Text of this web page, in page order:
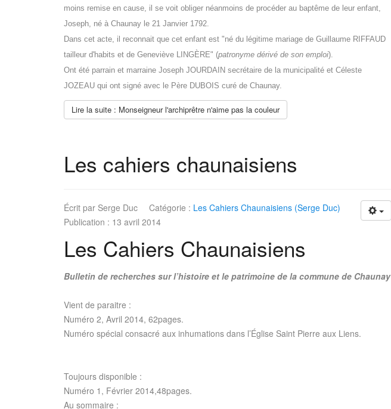
moins remise en cause, il se voit obliger néanmoins de procéder au baptême de leur enfant,
Joseph, né à Chaunay le 21 Janvier 1792.
Dans cet acte, il reconnait que cet enfant est "né du légitime mariage de Guillaume RIFFAUD
tailleur d'habits et de Geneviève LINGÈRE" (patronyme dérivé de son emploi).
Ont été parrain et marraine Joseph JOURDAIN secrétaire de la municipalité et Céleste
JOZEAU qui ont signé avec le Père DUBOIS curé de Chaunay.
Lire la suite : Monseigneur l'archiprêtre n'aime pas la couleur
Les cahiers chaunaisiens
Écrit par Serge Duc Catégorie : Les Cahiers Chaunaisiens (Serge Duc)
Publication : 13 avril 2014
Les Cahiers Chaunaisiens
Bulletin de recherches sur l’histoire et le patrimoine de la commune de Chaunay
Vient de paraitre :
Numéro 2, Avril 2014, 62pages.
Numéro spécial consacré aux inhumations dans l’Église Saint Pierre aux Liens.
Toujours disponible :
Numéro 1, Février 2014,48pages.
Au sommaire :